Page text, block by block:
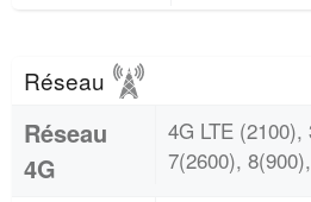
Réseau
Réseau
4G
4G LTE
7(2600),